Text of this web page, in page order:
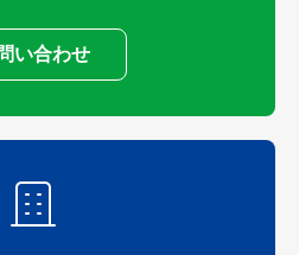
い合わせ